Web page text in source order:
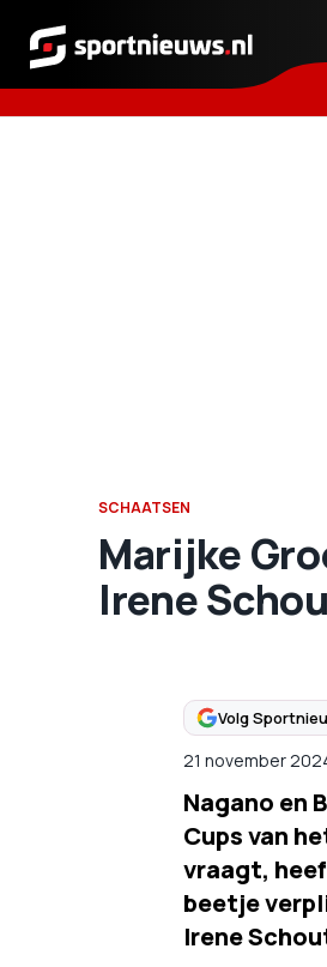
Sportnieuws.nl
SCHAATSEN
Marijke
Irene
Volg
21 november
Nagano en
Cups van
vraagt,
beetje
Irene